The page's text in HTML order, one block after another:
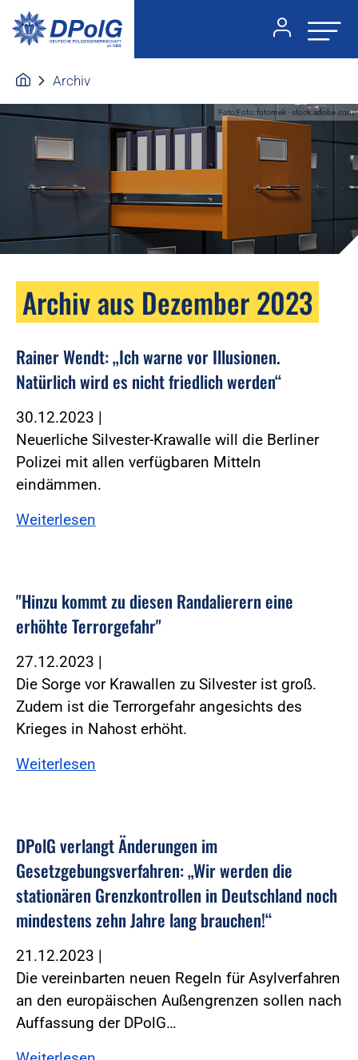
Archiv
Foto:Foto: fotomek - stock.adobe.com
Archiv aus Dezember 2023
Rainer Wendt: „Ich warne vor Illusionen.
Natürlich wird es nicht friedlich werden“
30.12.2023 |
Neuerliche Silvester-Krawalle will die Berliner
Polizei mit allen verfügbaren Mitteln
eindämmen.
Weiterlesen
"Hinzu kommt zu diesen Randalierern eine
erhöhte Terrorgefahr"
27.12.2023 |
Die Sorge vor Krawallen zu Silvester ist groß.
Zudem ist die Terrorgefahr angesichts des
Krieges in Nahost erhöht.
Weiterlesen
DPolG verlangt Änderungen im
Gesetzgebungsverfahren: „Wir werden die
stationären Grenzkontrollen in Deutschland noch
mindestens zehn Jahre lang brauchen!“
21.12.2023 |
Die vereinbarten neuen Regeln für Asylverfahren
an den europäischen Außengrenzen sollen nach
Auffassung der DPolG…